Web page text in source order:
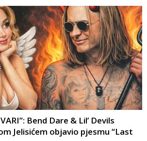
Bend Dare & Lil’ Devils
Jelisićem objavio pjesmu “Last